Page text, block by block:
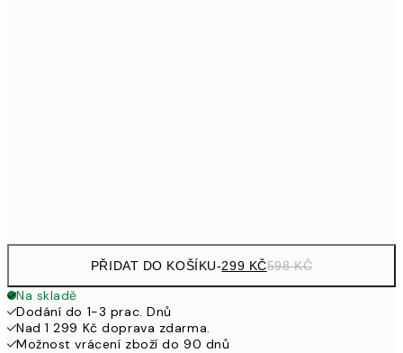
PŘIDAT DO KOŠÍKU-299 KČ598 KČ
Na skladě
Dodání do 1-3 prac. Dnů
Nad 1 299 Kč doprava zdarma.
Možnost vrácení zboží do 90 dnů